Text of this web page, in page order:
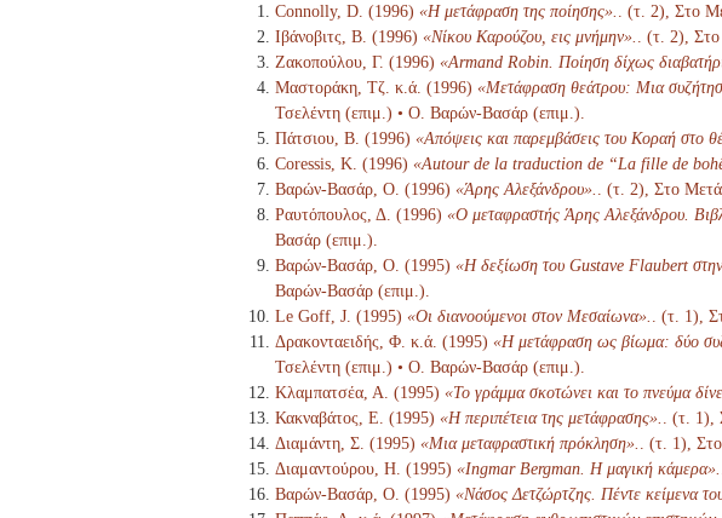
Connolly, D. (1996) «Η μετάφραση της ποίησης».
. (τ. 2), Στο
Ιβάνοβιτς, Β. (1996) «Νίκου Καρούζου, εις μνήμην».
. (τ. 2),
Ζακοπούλου, Γ. (1996) «Armand Robin. Ποίηση δίχως
Μαστοράκη, Τζ. κ.ά. (1996) «Μετάφραση θεάτρου: Μια
Τσελέντη (επιμ.) • Ο. Βαρών-Βασάρ (επιμ.).
Πάτσιου, Β. (1996) «Απόψεις και παρεμβάσεις του Κοραή στο
Coressis, Κ. (1996) «Autour de la traduction de “La fille de
Βαρών-Βασάρ, Ο. (1996) «Άρης Αλεξάνδρου».
. (τ. 2), Στο
Ραυτόπουλος, Δ. (1996) «Ο μεταφραστής Άρης Αλεξάνδρου.
Βασάρ (επιμ.).
Βαρών-Βασάρ, Ο. (1995) «Η δεξίωση του Gustave Flaubert
Βαρών-Βασάρ (επιμ.).
Le Goff, J. (1995) «Οι διανοούμενοι στον Μεσαίωνα».
. (τ. 1),
Δρακονταειδής, Φ. κ.ά. (1995) «Η μετάφραση ως βίωμα: δύο
Τσελέντη (επιμ.) • Ο. Βαρών-Βασάρ (επιμ.).
Κλαμπατσέα, Α. (1995) «Το γράμμα σκοτώνει και το πνεύμα
Κακναβάτος, Ε. (1995) «Η περιπέτεια της μετάφρασης».
. (τ.
Διαμάντη, Σ. (1995) «Μια μεταφραστική πρόκληση».
. (τ. 1),
Διαμαντούρου, Η. (1995) «Ingmar Bergman. Η μαγική κάμερα».
Βαρών-Βασάρ, Ο. (1995) «Νάσος Δετζώρτζης. Πέντε κείμενα